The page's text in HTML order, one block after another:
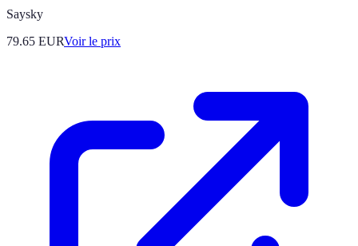
Saysky
79.65 EURVoir le prix